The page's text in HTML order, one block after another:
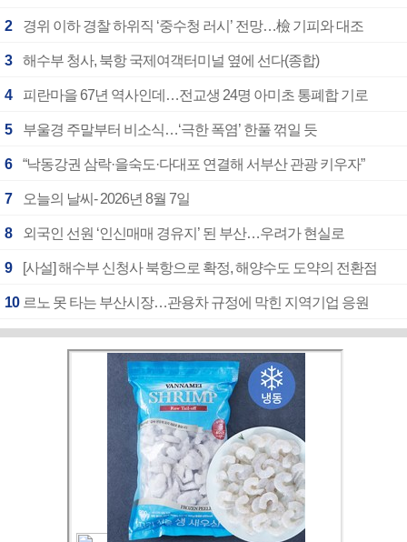
2 경위 이하 경찰 하위직 ‘중수청 러시’ 전망…檢 기피와 대조
3 해수부 청사, 북항 국제여객터미널 옆에 선다(종합)
4 피란마을 67년 역사인데…전교생 24명 아미초 통폐합 기로
5 부울경 주말부터 비소식…‘극한 폭염’ 한풀 꺾일 듯
6 “낙동강권 삼락·을숙도·다대포 연결해 서부산 관광 키우자”
7 오늘의 날씨- 2026년 8월 7일
8 외국인 선원 ‘인신매매 경유지’ 된 부산…우려가 현실로
9 [사설] 해수부 신청사 북항으로 확정, 해양수도 도약의 전환점
10 르노 못 타는 부산시장…관용차 규정에 막힌 지역기업 응원